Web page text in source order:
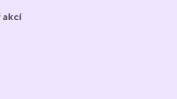
akcí